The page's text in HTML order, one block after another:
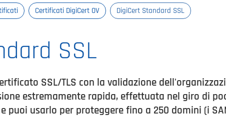
Certificati DigiCert OV DigiCert Standard SSL
SSL
SSL/TLS con la validazione
estremamente rapida, effettuata nel giro di
puoi usarlo per proteggere fino a 250 domini (i